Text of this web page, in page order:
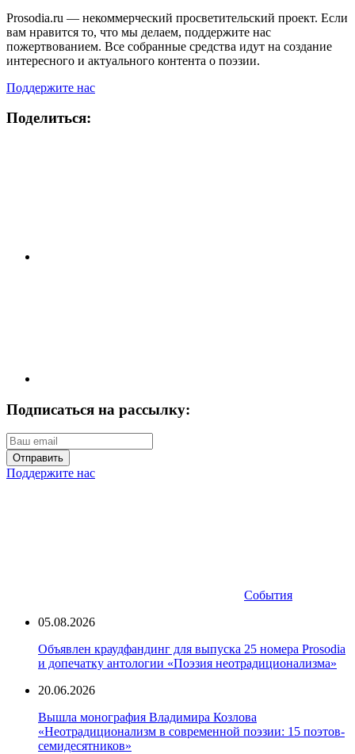
Prosodia.ru — некоммерческий просветительский проект. Если
вам нравится то, что мы делаем, поддержите нас
пожертвованием. Все собранные средства идут на создание
интересного и актуального контента о поэзии.
Поддержите нас
Поделиться:
Подписаться на рассылку:
Отправить
Поддержите нас
События
05.08.2026
Объявлен краудфандинг для выпуска 25 номера Prosodia
и допечатку антологии «Поэзия неотрадиционализма»
20.06.2026
Вышла монография Владимира Козлова
«Неотрадиционализм в современной поэзии: 15 поэтов-
семидесятников»